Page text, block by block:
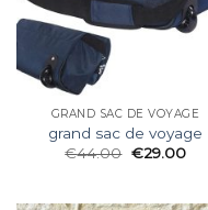
GRAND SAC DE VOYAGE
grand sac de voyage
€44.00 €29.00